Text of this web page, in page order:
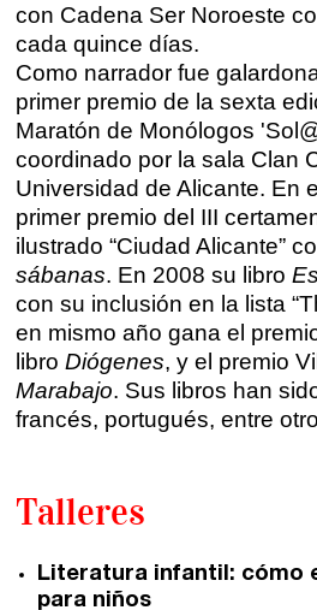
Zaragoza
Santander
Gijón
Palma
Las Palmas
fuentetaja
Quiénes somos
Nuestra filosofía
Nuestro equipo
Coordinadores
Comunidad
Club de Escritura
Concursos
Editorial
Catálogo
con Cadena Ser Noroeste
cada quince días.
Como narrador fue
primer premio de la sexta
Maratón de Monólogos
coordinado por la sala Clan
Universidad de Alicante. En
primer premio del III
ilustrado “Ciudad Alicante”
sábanas. En 2008 su libro
con su inclusión en la lista
en mismo año gana el
libro Diógenes, y el premio
Marabajo. Sus libros han
francés, portugués, entre
Talleres
Literatura infantil: cómo
para niños